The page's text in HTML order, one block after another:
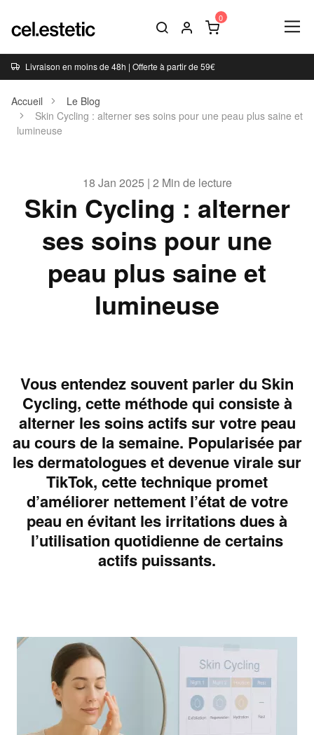
Livraison en moins de 48h | Offerte à partir de 59€
Accueil
Le Blog
Skin Cycling : alterner ses soins pour une peau plus saine et
lumineuse
18 Jan 2025 | 2 Min de lecture
Skin Cycling : alterner
ses soins pour une
peau plus saine et
lumineuse
Vous entendez souvent parler du Skin
Cycling, cette méthode qui consiste à
alterner les soins actifs sur votre peau
au cours de la semaine. Popularisée par
les dermatologues et devenue virale sur
TikTok, cette technique promet
d’améliorer nettement l’état de votre
peau en évitant les irritations dues à
l’utilisation quotidienne de certains
actifs puissants.